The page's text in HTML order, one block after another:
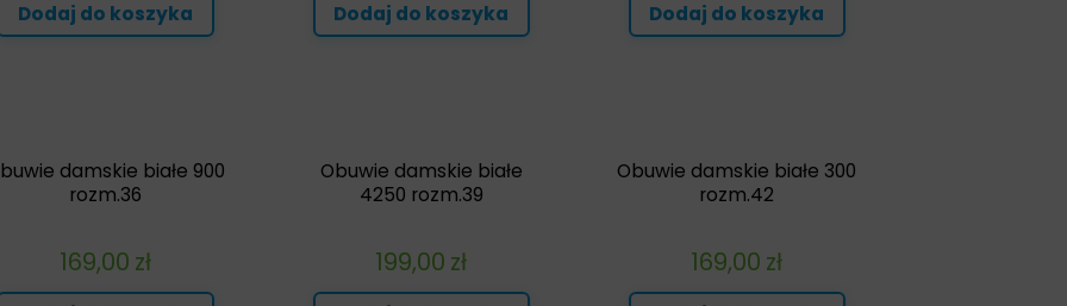
Dodaj do koszyka Dodaj do koszyka Dodaj do koszyka
damskie białe 900
rozm.36
169,00 zł
Obuwie damskie białe
4250 rozm.39
199,00 zł
Obuwie damskie białe 300
rozm.42
169,00 zł